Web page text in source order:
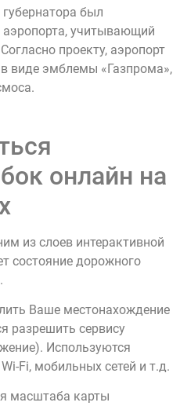
был
аэропорта, учитывающий
проекту, аэропорт
виде эмблемы «Газпрома»,
онлайн на
из слоев интерактивной
состояние дорожного
Ваше местонахождение
разрешить сервису
Используются
Fi, мобильных сетей и т.д.
масштаба карты